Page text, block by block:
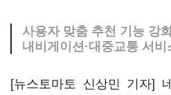
사용자 맞춤 추천 기능 강
내비게이션·대중교통 서
[뉴스토마토 신상민 기자]